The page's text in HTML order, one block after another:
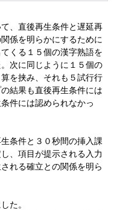
、直後再生条件と遅延再
係を明らかにするために
くる１５個の漢字熟語を
次に同じように１５個の
を挟み、それも５試行行
結果も直後再生条件には
件には認められなかっ
条件と３０秒間の挿入課
、項目が提示される入力
れる確立との関係を明ら
た。